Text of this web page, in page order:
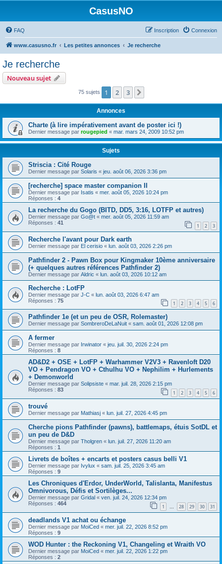
CasusNO
FAQ Connexion
Inscription
www.casusno.fr Les petites annonces Je recherche
Je recherche
Nouveau sujet
75 sujets 1 2 3
Annonces
Charte (à lire impérativement avant de poster ici !)
Dernier message par rougepied « mar. mars 24, 2009 10:52 pm
Sujets
Striscia : Cité Rouge
Dernier message par Solaris « jeu. août 06, 2026 3:36 pm
[recherche] space master companion II
Dernier message par Isatis « mer. août 05, 2026 10:24 pm
Réponses : 4
La recherche du Gogo (BITD, DD5, 3:16, LOTFP et autres)
Dernier message par Go@t « mer. août 05, 2026 11:59 am
Réponses : 41 1 2 3
Recherche l'avant pour Dark earth
Dernier message par El cerisio « lun. août 03, 2026 2:26 pm
Pathfinder 2 - Pawn Box pour Kingmaker 10ème anniversaire
(+ quelques autres références Pathfinder 2)
Dernier message par Aldric « lun. août 03, 2026 10:12 am
Recherche : LotFP
Dernier message par J-C « lun. août 03, 2026 6:47 am
Réponses : 75 1 2 3 4 5 6
Pathfinder 1e (et un peu de OSR, Rolemaster)
Dernier message par SombreroDeLaNuit « sam. août 01, 2026 12:08 pm
A fermer
Dernier message par Irwinator « jeu. juil. 30, 2026 2:24 pm
Réponses : 8
AD&D2 + OSE + LotFP + Warhammer V2V3 + Ravenloft D20
VO + Pendragon VO + Cthulhu VO + Nephilim + Hurlements
+ Demonworld
Dernier message par Solipsiste « mar. juil. 28, 2026 2:15 pm
Réponses : 83 1 2 3 4 5 6
trouvé
Dernier message par Mathiasj « lun. juil. 27, 2026 4:45 pm
Cherche pions Pathfinder (pawns), battlemaps, étuis SotDL et
un peu de D&D
Dernier message par Tholgren « lun. juil. 27, 2026 11:20 am
Réponses : 1
Livrets de boîtes + encarts et posters casus belli V1
Dernier message par Ivylux « sam. juil. 25, 2026 3:45 am
Réponses : 9
Les Chroniques d'Erdor, UnderWorld, Talislanta, Manifestus
Omnivorous, Défis et Sortilèges...
Dernier message par Gridal « ven. juil. 24, 2026 12:34 pm
Réponses : 464 1 … 28 29 30 31
deadlands V1 achat ou échange
Dernier message par MoiCed « mer. juil. 22, 2026 8:52 pm
Réponses : 9
WOD Hunter : the Reckoning V1, Changeling et Wraith VO
Dernier message par MoiCed « mer. juil. 22, 2026 1:22 pm
Réponses : 2